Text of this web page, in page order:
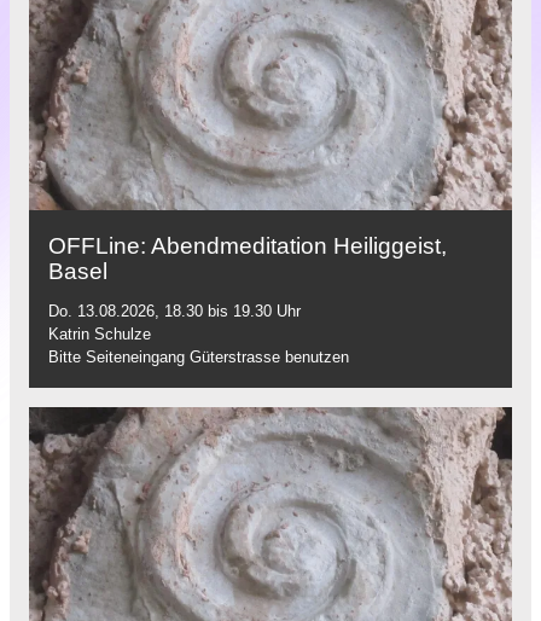
OFFLine: Abendmeditation Heiliggeist,
Basel
Do. 13.08.2026, 18.30 bis 19.30 Uhr
Katrin Schulze
Bitte Seiteneingang Güterstrasse benutzen